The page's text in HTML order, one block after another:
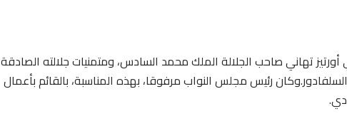
تهاني صاحب الجلالة الملك محمد السادس، ومتمنيات جلالته الصادقة
رئيس مجلس النواب مرفوقا، بهذه المناسبة، بالقائم بأعمال